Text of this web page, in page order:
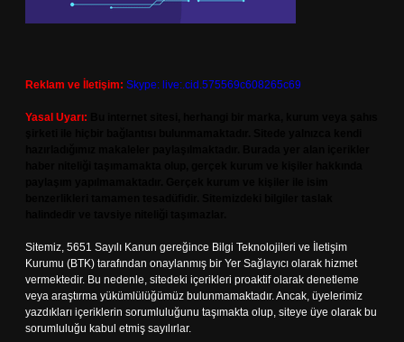
Reklam ve İletişim: Skype: live:.cid.575569c608265c69
Yasal Uyarı:
Sitemiz, 5651 Sayılı Kanun gereğince Bilgi Teknolojileri ve İletişim
Kurumu (BTK) tarafından onaylanmış bir Yer Sağlayıcı olarak hizmet
vermektedir. Bu nedenle, sitedeki içerikleri proaktif olarak denetleme
veya araştırma yükümlülüğümüz bulunmamaktadır. Ancak, üyelerimiz
yazdıkları içeriklerin sorumluluğunu taşımakta olup, siteye üye olarak bu
sorumluluğu kabul etmiş sayılırlar.